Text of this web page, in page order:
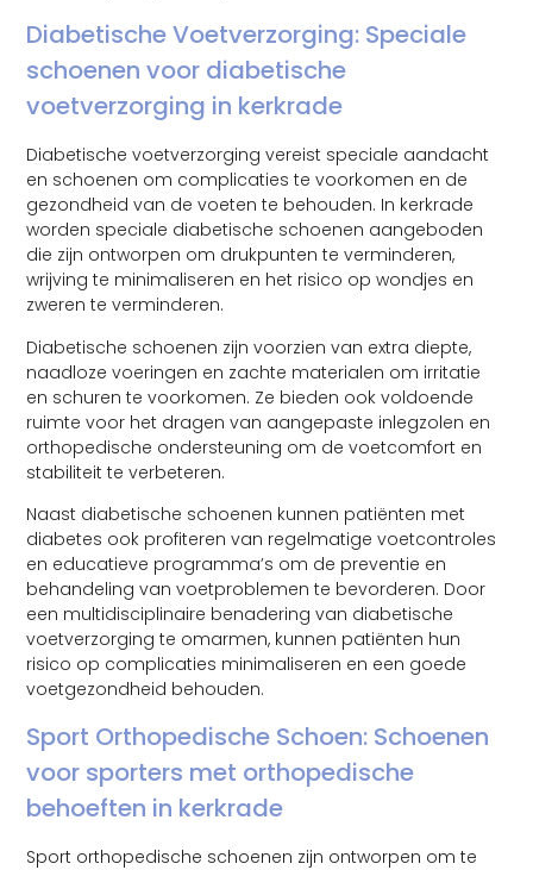
Diabetische Voetverzorging: Speciale
schoenen voor diabetische
voetverzorging in kerkrade
Diabetische voetverzorging vereist speciale aandacht
en schoenen om complicaties te voorkomen en de
gezondheid van de voeten te behouden. In kerkrade
worden speciale diabetische schoenen aangeboden
die zijn ontworpen om drukpunten te verminderen,
wrijving te minimaliseren en het risico op wondjes en
zweren te verminderen.
Diabetische schoenen zijn voorzien van extra diepte,
naadloze voeringen en zachte materialen om irritatie
en schuren te voorkomen. Ze bieden ook voldoende
ruimte voor het dragen van aangepaste inlegzolen en
orthopedische ondersteuning om de voetcomfort en
stabiliteit te verbeteren.
Naast diabetische schoenen kunnen patiënten met
diabetes ook profiteren van regelmatige voetcontroles
en educatieve programma’s om de preventie en
behandeling van voetproblemen te bevorderen. Door
een multidisciplinaire benadering van diabetische
voetverzorging te omarmen, kunnen patiënten hun
risico op complicaties minimaliseren en een goede
voetgezondheid behouden.
Sport Orthopedische Schoen: Schoenen
voor sporters met orthopedische
behoeften in kerkrade
Sport orthopedische schoenen zijn ontworpen om te